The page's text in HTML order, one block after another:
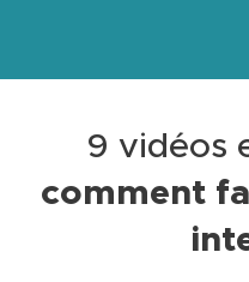
9 vidéos
comment